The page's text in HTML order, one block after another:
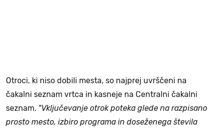
Otroci, ki niso dobili mesta, so najprej uvrščeni na
čakalni seznam vrtca in kasneje na Centralni čakalni
seznam. "Vključevanje otrok poteka glede na razpisano
prosto mesto, izbiro programa in doseženega števila